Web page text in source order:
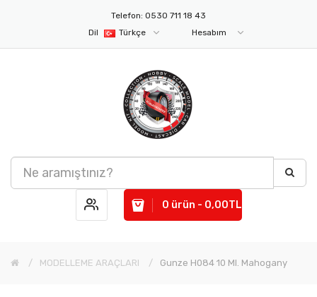
Telefon: 0530 711 18 43
Dil
Türkçe Hesabım
0 ürün - 0,00TL
MODELLEME ARAÇLARI Gunze H084 10 Ml. Mahogany